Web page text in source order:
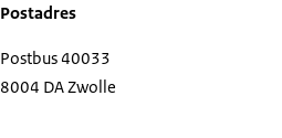
Postadres
Postbus 40033
8004 DA Zwolle